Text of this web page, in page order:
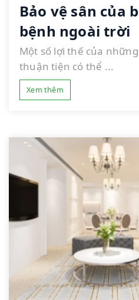
Bảo vệ sân của
bệnh ngoài trời
Một số lợi thế của
thuận tiện có thể ...
Xem thêm